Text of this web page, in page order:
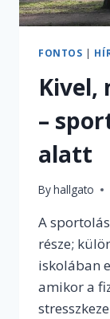
FONTOS |
Kivel,
–
alatt
Byhallgato
A
része;
iskolában
amikor a